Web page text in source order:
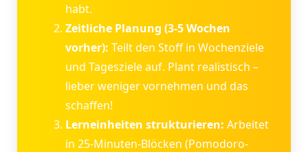
habt.
Zeitliche Planung (3-5 Wochen
vorher): Teilt den Stoff in Wochenziele
und Tagesziele auf. Plant realistisch –
lieber weniger vornehmen und das
schaffen!
Lerneinheiten strukturieren: Arbeitet
in 25-Minuten-Blöcken (Pomodoro-